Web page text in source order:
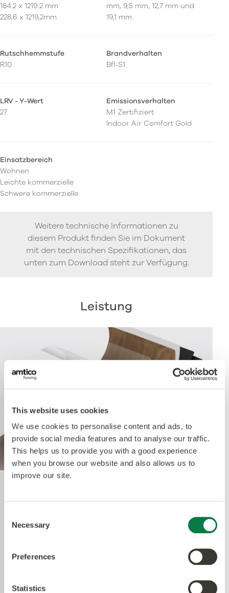
This website uses cookies
We use cookies to personalise content and ads, to
provide social media features and to analyse our traffic.
This helps us to provide you with a good experience
when you browse our website and also allows us to
improve our site.
Selection
Necessary
Preferences
Statistics
184.2 x 1219.2 mm
228,6 x 1219,2mm
mm, 9,5 mm, 12,7 mm und
19,1 mm.
Rutschhemmstufe
R10
Brandverhalten
Bfl-S1
LRV - Y-Wert
27
Emissionsverhalten
M1 Zertifiziert
Indoor Air Comfort Gold
Einsatzbereich
Wohnen
Leichte kommerzielle
Schwere kommerzielle
Weitere technische Informationen zu
diesem Produkt finden Sie im Dokument
mit den technischen Spezifikationen, das
unten zum Download steht zur Verfügung.
Leistung
Quantum Guard Elite
Das krönende Merkmal unseres Multiple
Performance Systems ist unsere Polyurethan-
Schicht aus Quantum Guard Elite. Quantum
auf dem Markt – das Material macht Polituren